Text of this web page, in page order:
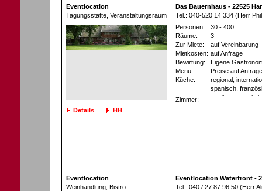
Eventlocation
Tagungsstätte , Veranstaltungsraum
Das Bauernhaus - 22525
Tel.: 040-520 14 334 (Herr
Details HH
Personen:
30 - 400
Räume:
3
Zur Miete:
auf Vereinbarung
Mietkosten: auf Anfrage
Bewirtung:
Eigene
Menü:
Preise auf Anfrage
Küche:
regional,
spanisch,
mediterran,
Zimmer: -
Eventlocation
Weinhandlung , Bistro
Eventlocation Waterfront -
Tel.: 040 / 27 87 96 50 (Herr